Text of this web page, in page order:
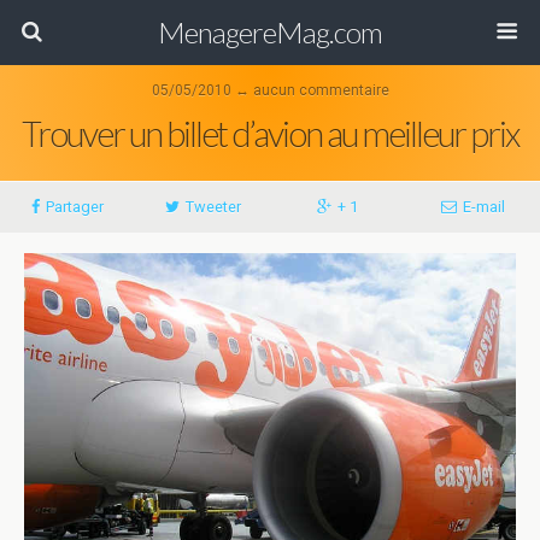
MenagereMag.com
05/05/2010 ↔ aucun commentaire
Trouver un billet d’avion au meilleur prix
Partager Tweeter + 1 E-mail